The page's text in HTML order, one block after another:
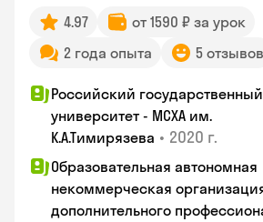
4.97
от 1590 ₽ за урок
2 года опыта
5 отзывов
Российский
университет - МСХА им.
К.А.Тимирязева • 2020 г.
Образовательная автономная
некоммерческая
дополнительного